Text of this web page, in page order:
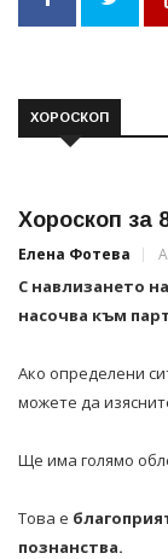
ХОРОСКОП
Хороскоп за
Елена Фотева
С навлизането
насочва към
Ако определени
можете да
Ще има голямо
Това е
познанства.